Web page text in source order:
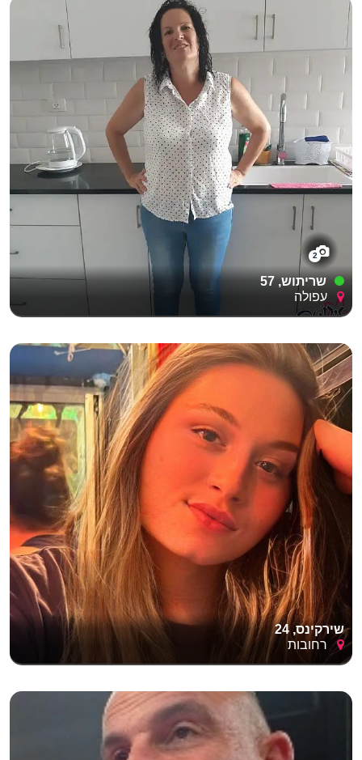
2
שריתוש, 57
עפולה
שירקינס, 24
רחובות